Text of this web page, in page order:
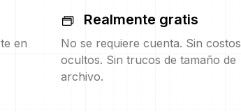
en
Realmente gratis
No se requiere cuenta. Sin costos
ocultos. Sin trucos de tamaño de
archivo.